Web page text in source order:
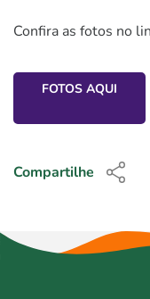
Confira as fotos no
FOTOS AQUI
Compartilhe